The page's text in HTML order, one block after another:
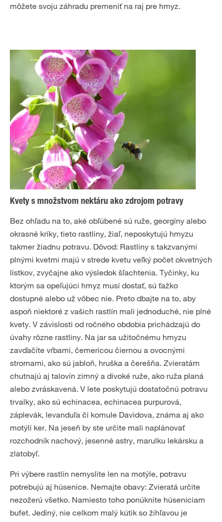
môžete svoju záhradu premeniť na raj pre hmyz.
Kvety s množstvom nektáru ako zdrojom potravy
Bez ohľadu na to, aké obľúbené sú ruže, georgíny alebo
okrasné kríky, tieto rastliny, žiaľ, neposkytujú hmyzu
takmer žiadnu potravu. Dôvod: Rastliny s takzvanými
plnými kvetmi majú v strede kvetu veľký počet okvetných
lístkov, zvyčajne ako výsledok šľachtenia. Tyčinky, ku
ktorým sa opeľujúci hmyz musí dostať, sú ťažko
dostupné alebo už vôbec nie. Preto dbajte na to, aby
aspoň niektoré z vašich rastlín mali jednoduché, nie plné
kvety. V závislosti od ročného obdobia prichádzajú do
úvahy rôzne rastliny. Na jar sa užitočnému hmyzu
zavďačíte vŕbami, čemericou čiernou a ovocnými
stromami, ako sú jabloň, hruška a čerešňa. Zvieratám
chutnajú aj talovín zimný a divoké ruže, ako ruža planá
alebo zvráskavená. V lete poskytujú dostatočnú potravu
trvalky, ako sú echinacea, echinacea purpurová,
záplevák, levanduľa či komule Davidova, známa aj ako
motýlí ker. Na jeseň by ste určite mali naplánovať
rozchodník nachový, jesenné astry, marulku lekársku a
zlatobyľ.
Pri výbere rastlín nemyslite len na motýle, potravu
potrebujú aj húsenice. Nemajte obavy: Zvieratá určite
nezožerú všetko. Namiesto toho ponúknite húseniciam
bufet. Jediný, nie celkom malý kútik so žihľavou je